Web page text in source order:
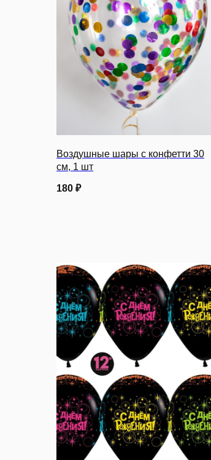
Воздушные шары с конфетти 30
см, 1 шт
180 ₽